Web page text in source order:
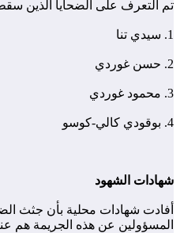
تم التعرف على الضحايا الذين
1. سيدي تنا
2. حسن غوردي
3. محمود غوردي
4. بوقودي كالي-كوسو
شهادات الشهود
أفادت شهادات محلية بأن جثث
المسؤولين عن هذه الجريمة هم